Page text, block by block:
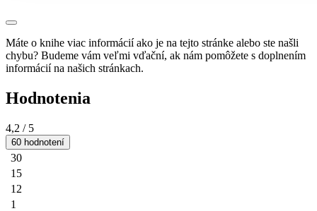
Máte o knihe viac informácií ako je na tejto stránke alebo ste našli
chybu? Budeme vám veľmi vďační, ak nám pomôžete s doplnením
informácií na našich stránkach.
Hodnotenia
4,2 / 5
60 hodnotení
30
15
12
1